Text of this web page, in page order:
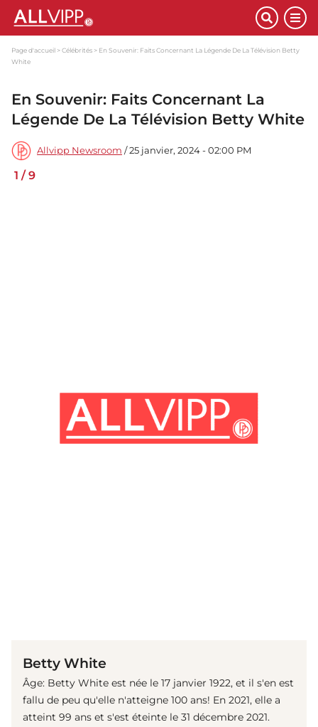
Page d'accueil Célébrités
En Souvenir: Faits Concernant La Légende De La Télévision Betty
White
En Souvenir: Faits Concernant La
Légende De La Télévision Betty White
Allvipp Newsroom / 25 janvier, 2024 - 02:00 PM
1 /9
Betty White
Âge: Betty White est née le 17 janvier 1922, et il s'en est
fallu de peu qu'elle n'atteigne 100 ans! En 2021, elle a
atteint 99 ans et s'est éteinte le 31 décembre 2021.